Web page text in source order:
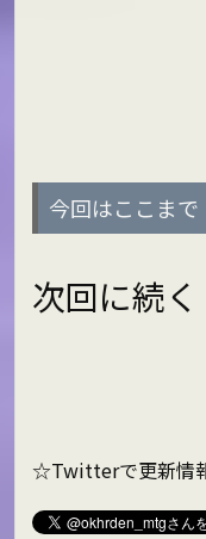
今回はここまで
次回に続く
☆Twitterで更新情